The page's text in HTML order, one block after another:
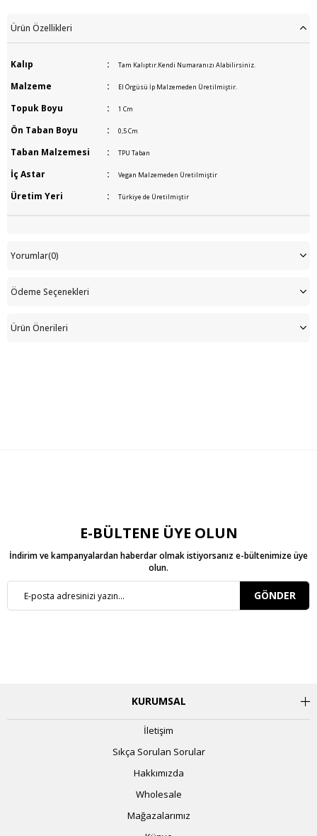
Ürün Özellikleri
Kalıp : Tam Kalıptır.Kendi Numaranızı Alabilirsiniz.
Malzeme : El Örgüsü İp Malzemeden Üretilmiştir.
Topuk Boyu : 1 Cm
Ön Taban Boyu : 0,5 Cm
Taban Malzemesi : TPU Taban
İç Astar : Vegan Malzemeden Üretilmiştir
Üretim Yeri : Türkiye de Üretilmiştir
Yorumlar(0)
Ödeme Seçenekleri
Ürün Önerileri
E-BÜLTENE ÜYE OLUN
İndirim ve kampanyalardan haberdar olmak istiyorsanız e-bültenimize üye
olun.
GÖNDER
KURUMSAL
İletişim
Sıkça Sorulan Sorular
Hakkımızda
Wholesale
Mağazalarımız